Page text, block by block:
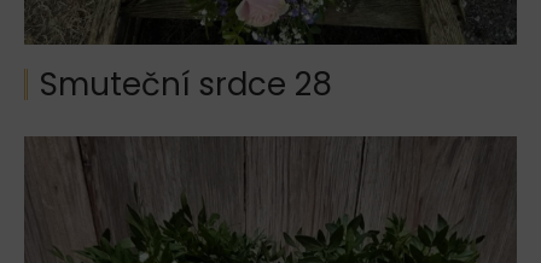
Smuteční srdce 28